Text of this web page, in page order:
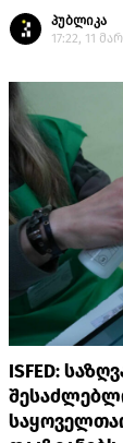
პუბლიკა
17:22, 11
ISFED: